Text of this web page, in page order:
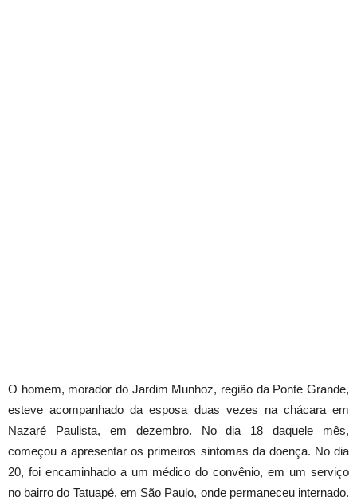
O homem, morador do Jardim Munhoz, região da Ponte Grande,
esteve acompanhado da esposa duas vezes na chácara em
Nazaré Paulista, em dezembro. No dia 18 daquele mês,
começou a apresentar os primeiros sintomas da doença. No dia
20, foi encaminhado a um médico do convênio, em um serviço
no bairro do Tatuapé, em São Paulo, onde permaneceu internado.